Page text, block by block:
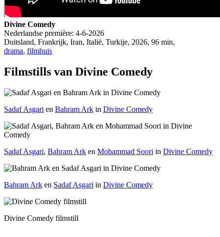
Divine Comedy
Nederlandse première: 4-6-2026
Duitsland, Frankrijk, Iran, Italië, Turkije, 2026, 96 min,
drama, filmhuis
Filmstills van Divine Comedy
Sadaf Asgari en Bahram Ark in Divine Comedy
Sadaf Asgari, Bahram Ark en Mohammad Soori in Divine Comedy
Bahram Ark en Sadaf Asgari in Divine Comedy
Divine Comedy filmstill